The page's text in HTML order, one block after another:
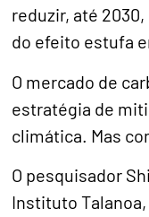
reduzir, até
do efeito estufa
O mercado de
estratégia de
climática. Mas
O pesquisador
Instituto